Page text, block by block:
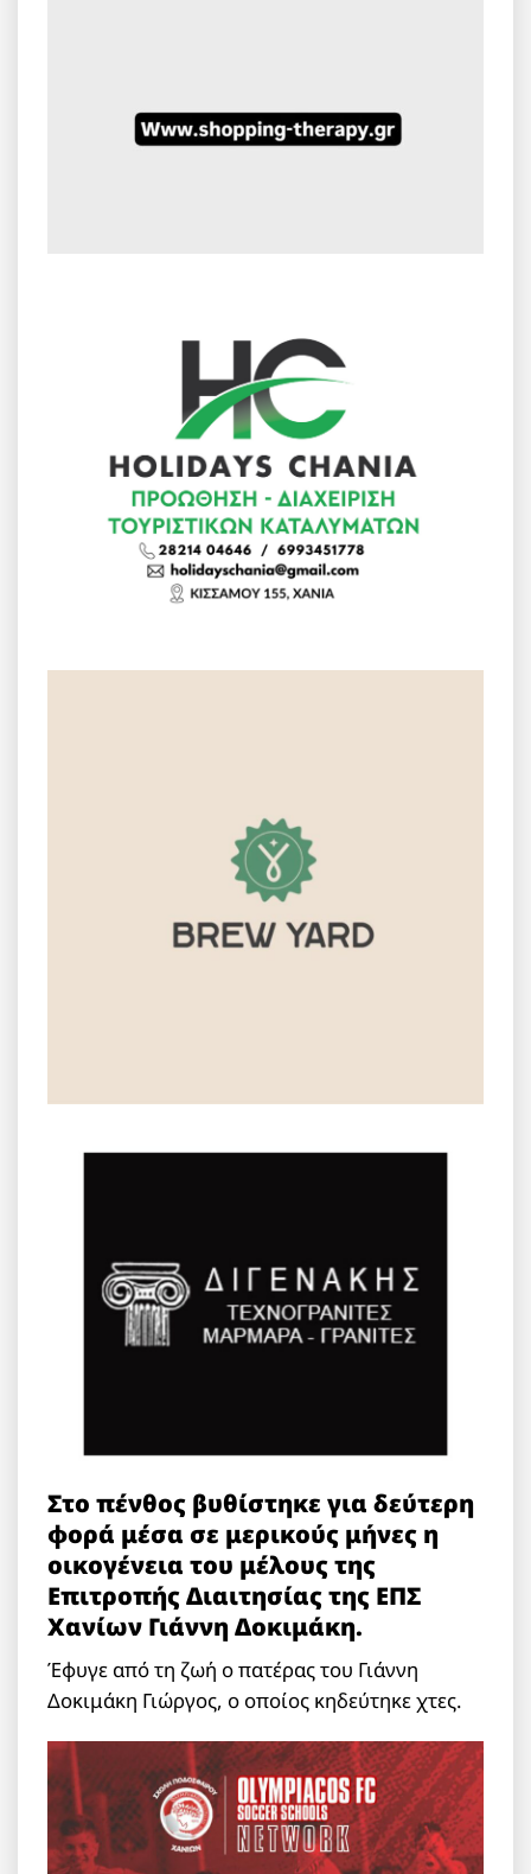
Στο πένθος βυθίστηκε για δεύτερη
φορά μέσα σε μερικούς μήνες η
οικογένεια του μέλους της
Επιτροπής Διαιτησίας της ΕΠΣ
Χανίων Γιάννη Δοκιμάκη.
Έφυγε από τη ζωή ο πατέρας του Γιάννη
Δοκιμάκη Γιώργος, ο οποίος κηδεύτηκε χτες.